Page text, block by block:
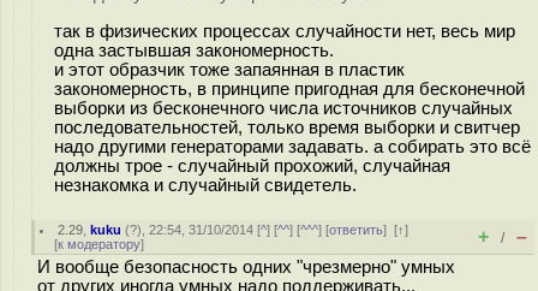
так в физических процессах случайности нет, весь мир
одна застывшая закономерность.
и этот образчик тоже запаянная в пластик
закономерность, в принципе пригодная для бесконечной
выборки из бесконечного числа источников случайных
последовательностей, только время выборки и свитчер
надо другими генераторами задавать. а собирать это всё
должны трое - случайный прохожий, случайная
незнакомка и случайный свидетель.
2.29 ,kuku (?), 22:54, 31/10/2014 [^] [^^] [^^^] [ответить][↑]
[к модератору] + / –
И вообще безопасность одних "чрезмерно" умных
от других иногда умных надо поддерживать...